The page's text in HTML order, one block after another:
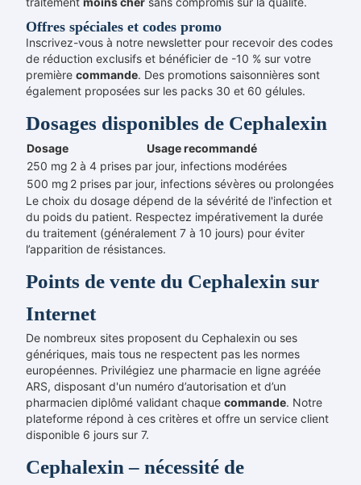
Offres spéciales et codes promo
Inscrivez-vous à notre newsletter pour recevoir des codes
de réduction exclusifs et bénéficier de -10 % sur votre
première commande. Des promotions saisonnières sont
également proposées sur les packs 30 et 60 gélules.
Dosages disponibles de Cephalexin
Dosage
Usage recommandé
250 mg 2 à 4 prises par jour, infections modérées
500 mg 2 prises par jour, infections sévères ou prolongées
Le choix du dosage dépend de la sévérité de l'infection et
du poids du patient. Respectez impérativement la durée
du traitement (généralement 7 à 10 jours) pour éviter
l’apparition de résistances.
Points de vente du Cephalexin sur
Internet
De nombreux sites proposent du Cephalexin ou ses
génériques, mais tous ne respectent pas les normes
européennes. Privilégiez une pharmacie en ligne agréée
ARS, disposant d'un numéro d’autorisation et d’un
pharmacien diplômé validant chaque commande. Notre
plateforme répond à ces critères et offre un service client
disponible 6 jours sur 7.
Cephalexin – nécessité de